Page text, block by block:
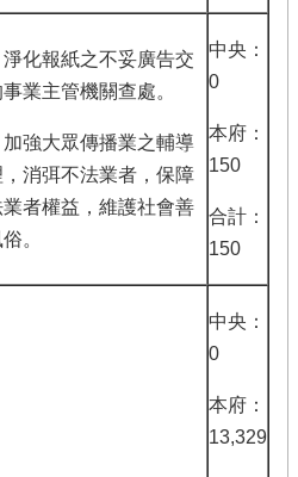
化報紙之不妥廣告交
事業主管機關查處。
加強大眾傳播業之輔導
消弭不法業者，保障
者權益，維護社會善
。
中央：
0
本府：
150
合計：
150
中央：
0
本府：
13,329